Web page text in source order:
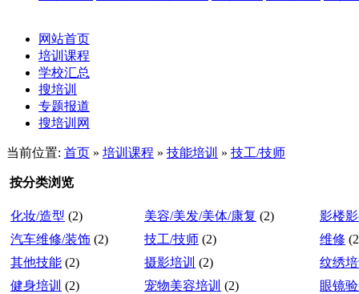
网站首页
培训课程
学校汇总
搜培训
专题报道
搜培训网
当前位置: 首页 » 培训课程 » 技能培训 » 技工/技师
按分类浏览
化妆/造型 (2) 美容/美发/美体/康复 (2)
影楼
汽车维修/装饰 (2) 技工/技师 (2) 维修
其他技能 (2) 摄影培训 (2)
纹绣
健身培训 (2) 宠物美容培训 (2)
眼镜